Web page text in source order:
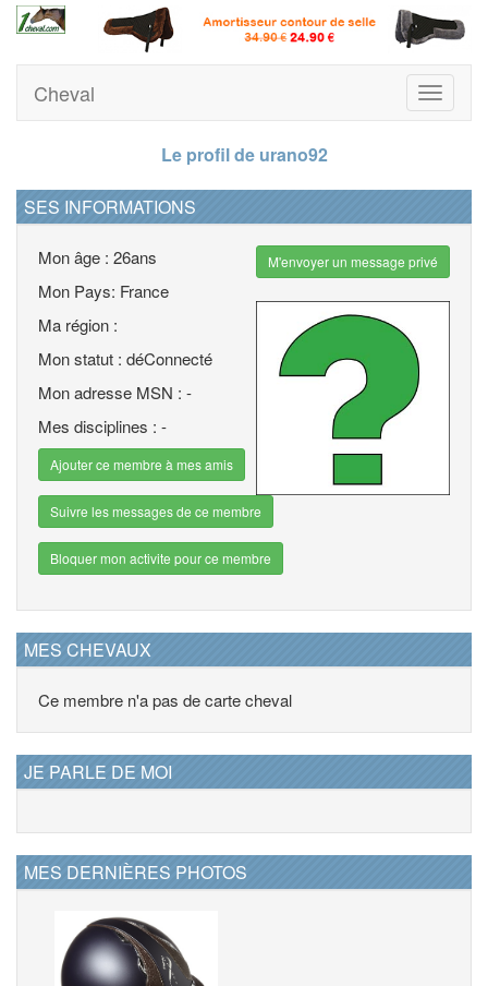
Toggle
Cheval
Le profil de urano92
SES INFORMATIONS
Mon âge : 26ans
Mon Pays: France
Ma région :
Mon statut : déConnecté
Mon adresse MSN : -
Mes disciplines : -
Ajouter ce membre à mes amis
Suivre les messages de ce membre
Bloquer mon activite pour ce membre
M'envoyer un message privé
MES CHEVAUX
Ce membre n'a pas de carte cheval
JE PARLE DE MOI
MES DERNIÈRES PHOTOS